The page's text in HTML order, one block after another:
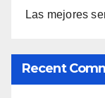
Las mejores
Recent